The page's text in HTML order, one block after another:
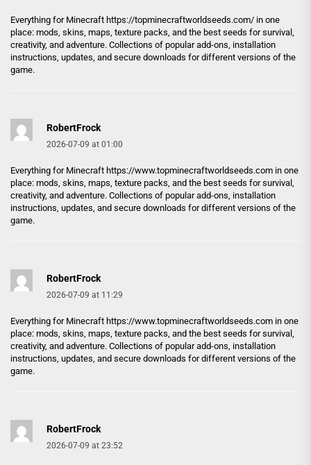
Everything for Minecraft https://topminecraftworldseeds.com/ in one
place: mods, skins, maps, texture packs, and the best seeds for survival,
creativity, and adventure. Collections of popular add-ons, installation
instructions, updates, and secure downloads for different versions of the
game.
RobertFrock
2026-07-09 at 01:00
Everything for Minecraft https://www.topminecraftworldseeds.com in one
place: mods, skins, maps, texture packs, and the best seeds for survival,
creativity, and adventure. Collections of popular add-ons, installation
instructions, updates, and secure downloads for different versions of the
game.
RobertFrock
2026-07-09 at 11:29
Everything for Minecraft https://www.topminecraftworldseeds.com in one
place: mods, skins, maps, texture packs, and the best seeds for survival,
creativity, and adventure. Collections of popular add-ons, installation
instructions, updates, and secure downloads for different versions of the
game.
RobertFrock
2026-07-09 at 23:52